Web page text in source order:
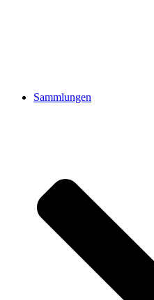
Sammlungen